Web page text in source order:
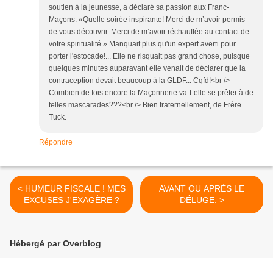
soutien à la jeunesse, a déclaré sa passion aux Franc-
Maçons: «Quelle soirée inspirante! Merci de m’avoir permis
de vous découvrir. Merci de m’avoir réchauffée au contact de
votre spiritualité.» Manquait plus qu'un expert averti pour
porter l'estocade!... Elle ne risquait pas grand chose, puisque
quelques minutes auparavant elle venait de déclarer que la
contraception devait beaucoup à la GLDF... Cqfd!<br />
Combien de fois encore la Maçonnerie va-t-elle se prêter à de
telles mascarades???<br /> Bien fraternellement, de Frère
Tuck.
Répondre
< HUMEUR FISCALE ! MES
EXCUSES J'EXAGÈRE ?
AVANT OU APRÈS LE
DÉLUGE. >
Hébergé par Overblog